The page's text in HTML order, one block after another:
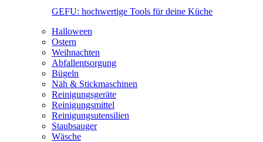
GEFU: hochwertige Tools für deine Küche
Halloween
Ostern
Weihnachten
Abfallentsorgung
Bügeln
Näh & Stickmaschinen
Reinigungsgeräte
Reinigungsmittel
Reinigungsutensilien
Staubsauger
Wäsche